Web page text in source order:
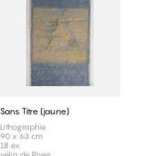
Sans Titre (jaune)
Lithographie
90 x 63 cm
18 ex.